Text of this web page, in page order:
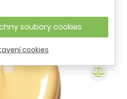
Base) Make
soubory cookies
cookies